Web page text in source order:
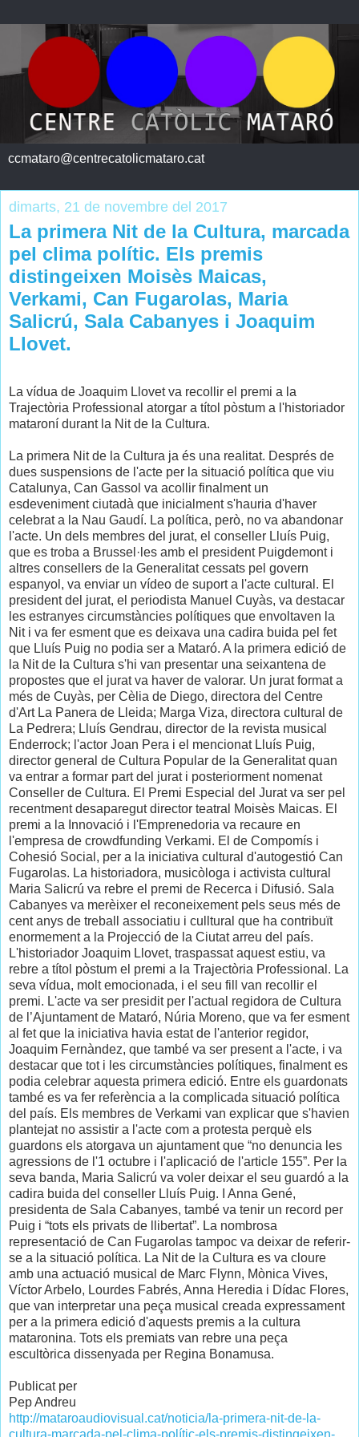
ccmataro@centrecatolicmataro.cat
dimarts, 21 de novembre del 2017
La primera Nit de la Cultura, marcada
pel clima polític. Els premis
distingeixen Moisès Maicas,
Verkami, Can Fugarolas, Maria
Salicrú, Sala Cabanyes i Joaquim
Llovet.
La vídua de Joaquim Llovet va recollir el premi a la
Trajectòria Professional atorgar a títol pòstum a l'historiador
mataroní durant la Nit de la Cultura.
La primera Nit de la Cultura ja és una realitat. Després de
dues suspensions de l'acte per la situació política que viu
Catalunya, Can Gassol va acollir finalment un
esdeveniment ciutadà que inicialment s'hauria d'haver
celebrat a la Nau Gaudí. La política, però, no va abandonar
l'acte. Un dels membres del jurat, el conseller Lluís Puig,
que es troba a Brussel·les amb el president Puigdemont i
altres consellers de la Generalitat cessats pel govern
espanyol, va enviar un vídeo de suport a l'acte cultural. El
president del jurat, el periodista Manuel Cuyàs, va destacar
les estranyes circumstàncies polítiques que envoltaven la
Nit i va fer esment que es deixava una cadira buida pel fet
que Lluís Puig no podia ser a Mataró. A la primera edició de
la Nit de la Cultura s'hi van presentar una seixantena de
propostes que el jurat va haver de valorar. Un jurat format a
més de Cuyàs, per Cèlia de Diego, directora del Centre
d'Art La Panera de Lleida; Marga Viza, directora cultural de
La Pedrera; Lluís Gendrau, director de la revista musical
Enderrock; l'actor Joan Pera i el mencionat Lluís Puig,
director general de Cultura Popular de la Generalitat quan
va entrar a formar part del jurat i posteriorment nomenat
Conseller de Cultura. El Premi Especial del Jurat va ser pel
recentment desaparegut director teatral Moisès Maicas. El
premi a la Innovació i l'Emprenedoria va recaure en
l'empresa de crowdfunding Verkami. El de Compomís i
Cohesió Social, per a la iniciativa cultural d'autogestió Can
Fugarolas. La historiadora, musicòloga i activista cultural
Maria Salicrú va rebre el premi de Recerca i Difusió. Sala
Cabanyes va merèixer el reconeixement pels seus més de
cent anys de treball associatiu i culltural que ha contribuït
enormement a la Projecció de la Ciutat arreu del país.
L'historiador Joaquim Llovet, traspassat aquest estiu, va
rebre a títol pòstum el premi a la Trajectòria Professional. La
seva vídua, molt emocionada, i el seu fill van recollir el
premi. L'acte va ser presidit per l'actual regidora de Cultura
de l’Ajuntament de Mataró, Núria Moreno, que va fer esment
al fet que la iniciativa havia estat de l'anterior regidor,
Joaquim Fernàndez, que també va ser present a l'acte, i va
destacar que tot i les circumstàncies polítiques, finalment es
podia celebrar aquesta primera edició. Entre els guardonats
també es va fer referència a la complicada situació política
del país. Els membres de Verkami van explicar que s'havien
plantejat no assistir a l'acte com a protesta perquè els
guardons els atorgava un ajuntament que “no denuncia les
agressions de l'1 octubre i l'aplicació de l'article 155”. Per la
seva banda, Maria Salicrú va voler deixar el seu guardó a la
cadira buida del conseller Lluís Puig. I Anna Gené,
presidenta de Sala Cabanyes, també va tenir un record per
Puig i “tots els privats de llibertat”. La nombrosa
representació de Can Fugarolas tampoc va deixar de referir-
se a la situació política. La Nit de la Cultura es va cloure
amb una actuació musical de Marc Flynn, Mònica Vives,
Víctor Arbelo, Lourdes Fabrés, Anna Heredia i Dídac Flores,
que van interpretar una peça musical creada expressament
per a la primera edició d'aquests premis a la cultura
mataronina. Tots els premiats van rebre una peça
escultòrica dissenyada per Regina Bonamusa.
Publicat per
Pep Andreu
http://mataroaudiovisual.cat/noticia/la-primera-nit-de-la-
cultura-marcada-pel-clima-polític-els-premis-distingeixen-